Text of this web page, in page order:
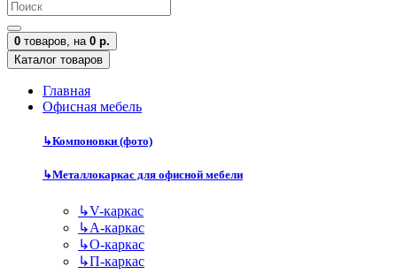
0 товаров, на 0 р.
Каталог товаров
Главная
Офисная мебель
↳Компоновки (фото)
↳Металлокаркас для офисной мебели
↳V-каркас
↳А-каркас
↳О-каркас
↳П-каркас